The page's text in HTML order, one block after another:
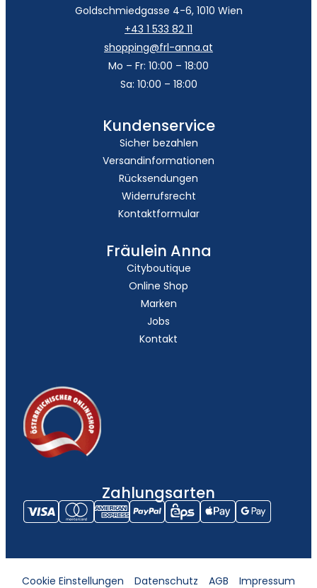
Goldschmiedgasse 4-6, 1010 Wien
+43 1 533 82 11
shopping@frl-anna.at
Mo – Fr: 10:00 – 18:00
Sa: 10:00 – 18:00
Kundenservice
Sicher bezahlen
Versandinformationen
Rücksendungen
Widerrufsrecht
Kontaktformular
Fräulein Anna
Cityboutique
Online Shop
Marken
Jobs
Kontakt
Zahlungsarten
Cookie Einstellungen Datenschutz AGB Impressum